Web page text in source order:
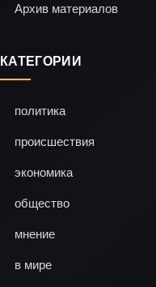
Архив материалов
КАТЕГОРИИ
политика
происшествия
экономика
общество
мнение
в мире